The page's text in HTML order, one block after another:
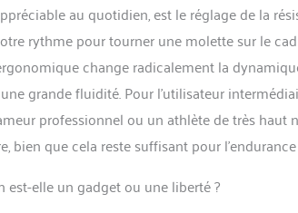
au quotidien, est le réglage de la
rythme pour tourner une molette sur le
change radicalement la
grande fluidité. Pour l’utilisateur
professionnel ou un athlète de très
bien que cela reste suffisant pour
est-elle un gadget ou une liberté ?